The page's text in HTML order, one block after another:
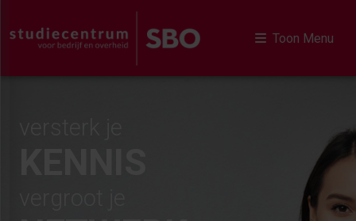
Toon Menu